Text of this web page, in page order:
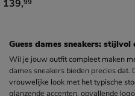
€ 139,99
139,99
Guess dames sneakers:
Wil je jouw outfit compleet maken
dames sneakers bieden precies dat.
vrouwelijke look met het typische
glanzende accenten, opvallende